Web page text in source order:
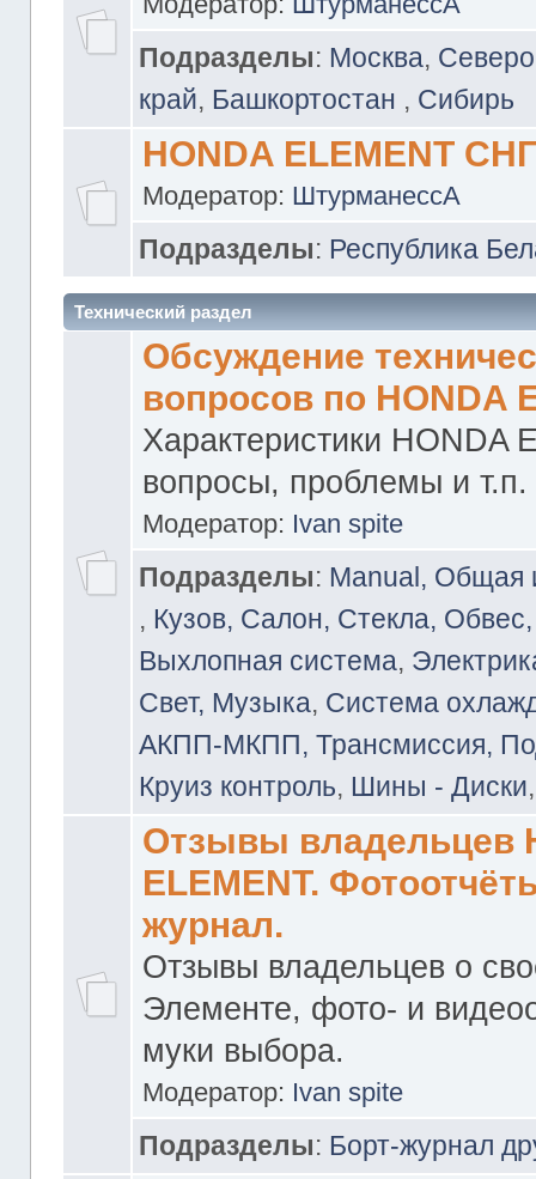
Подразделы: Москва,
край, Башкортостан , Сибирь
HONDA ELEMENT
Модератор: ШтурманессА
Подразделы: Республика
Технический раздел
Обсуждение
вопросов по HONDA
Характеристики HONDA
вопросы, проблемы и т.п.
Модератор: Ivan spite
Подразделы: Manual,
, Кузов, Салон, Стекла,
Выхлопная система,
Свет, Музыка, Система
АКПП-МКПП, Трансмиссия,
Круиз контроль, Шины - Диски
Отзывы владельцев
ELEMENT.
журнал.
Отзывы владельцев о
Элементе, фото- и
муки выбора.
Модератор: Ivan spite
Подразделы: Борт-журнал